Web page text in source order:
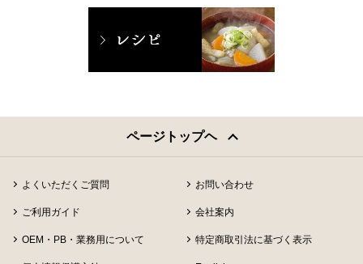
ページトップヘ
よくいただくご質問 お問い合わせ
ご利用ガイド 会社案内
OEM・PB・業務用について 特定商取引法に基づく表示